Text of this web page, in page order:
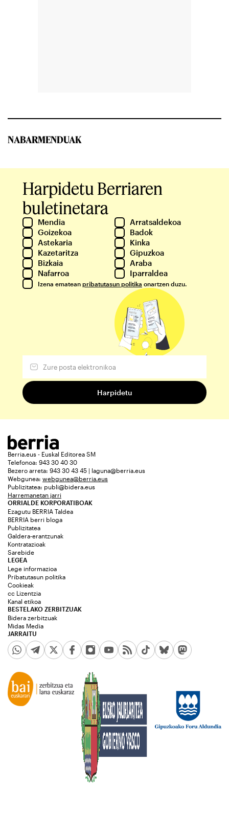
NABARMENDUAK
Harpidetu Berriaren
buletinetara
Mendia
Arratsaldekoa
Goizekoa
Badok
Astekaria
Kinka
Kazetaritza
Gipuzkoa
Bizkaia
Araba
Nafarroa
Iparraldea
Izena ematean pribatutasun politika onartzen duzu.
Berria.eus - Euskal Editorea SM
Telefonoa: 943 30 40 30
Bezero arreta: 943 30 43 45 | laguna@berria.eus
Webgunea: webgunea@berria.eus
Publizitatea: publi@bidera.eus
Harremanetan jarri
ORRIALDE KORPORATIBOAK
Ezagutu BERRIA Taldea
BERRIA berri bloga
Publizitatea
Galdera-erantzunak
Kontratazioak
Sarebide
JARRAITU
LEGEA
Lege informazioa
Pribatutasun politika
Cookieak
cc Lizentzia
Kanal etikoa
BESTELAKO ZERBITZUAK
Bidera zerbitzuak
Midas Media